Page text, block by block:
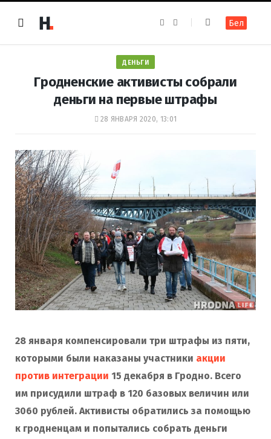
e
k
t
a
m
Бел
ДЕНЬГИ
Гродненские активисты собрали
деньги на первые штрафы
28 ЯНВАРЯ 2020, 13:01
28 января компенсировали три штрафы из пяти,
которыми были наказаны участники акции
против интеграции 15 декабря в Гродно. Всего
им присудили штраф в 120 базовых величин или
3060 рублей. Активисты обратились за помощью
к гродненцам и попытались собрать деньги